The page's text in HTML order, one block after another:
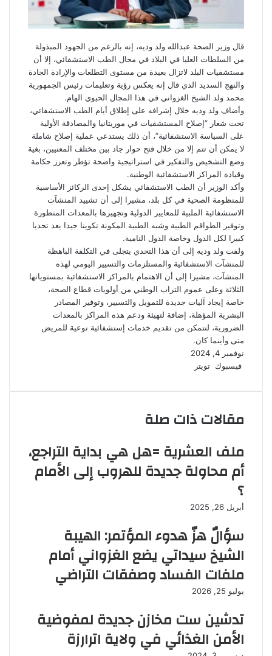
قال وزير الصحة عبدالله ولد وديه، إنه بالرغم من الجهود المبذولة
من السلطات العليا في البلاد في مجال الطب الاستشفائي، إلا أن
مستشفيات البلد لاتزال بعيدة من مستوى التطلعات والإرادة الجادة
والنهج السديد الذي قال إنه يعكس رؤية وتعليمات رئيس الجمهورية
محمد ولد الشيخ الغزواني في هذا المجال الحيوي الهام.
وأضاف ولد وديه خلال إشرافه على إطلاق أيام الطب الاستشفائي،
تحت شعار “إصلاح المستشفيات في موريتانيا والمصادقة الأولية
على السياسة الاستشفائية”، أن ذلك يستدعي عملية إصلاح شاملة
لا يمكن أن تتم إلا من خلال فتح حوار جاد بين مختلف المعنيين، بغية
وضع التشخيص والتفكير في استراتيجية واضحة تؤطر وتعزز حكامة
وقيادة المراكز الاستشفائية الوطنية.
وأكد الوزير أن الطب الاستشفائي يشكل إحدى الركائز الأساسية
للمنظومة الصحية في كل بلد، مشيرا إلى أن تشييد المنشآت
الاستشفائية الملبية للمعايير الدولية وتجهيزها بالمعدات المتطورة
وتوفير الطواقم الطبية وشبه الطبية المكونة تكوينا جيدا يعد تحديا
كبيرا لكل الدول وخاصة الدول النامية.
ولفت ولد وديه إلى أن هذا التحدي يتجلى في التكلفة الباهظة
للمنشآت الاستشفائية والمستلزمات والتسيير اليومي لهذه
المنشآت، مشيرا إلى أن الاهتمام بالمراكز الاستشفائية بمستوياتها
الثلاثة وعلى عموم التراب الوطني من أولويات قطاع الصحة،
خاصة إيجاد آليات جديدة للتمويل والتسيير، وتوفير المصادر
البشرية المؤهلة، إضافة لتهيئة ودعم هذه المراكز بالمعدات
الضرورية، لتتمكن من تقديم خدمات إستشفائية نوعية للمريض
متى وأينما كان.
نوفمبر 4, 2024
فيسبوك تويتر
ن
د
ن
ت
ا
ل
ر
ا
ة
مقالات ذات صلة
ملف العشرية =هل هي بداية التراجع،
أم محاولة جديدة للهروب إلى الأمام
؟
أبريل 26, 2025
سؤالٌ هزّ هدوء المؤتمر: الهيبة
الشيخ سيداتي يضع الغزواني أمام
ملفات الفساد وصفقات التراضي
يوليو 25, 2026
تدشين ست مخازن جديدة لمفوضية
الأمن الغذائي في ولاية اترارزة